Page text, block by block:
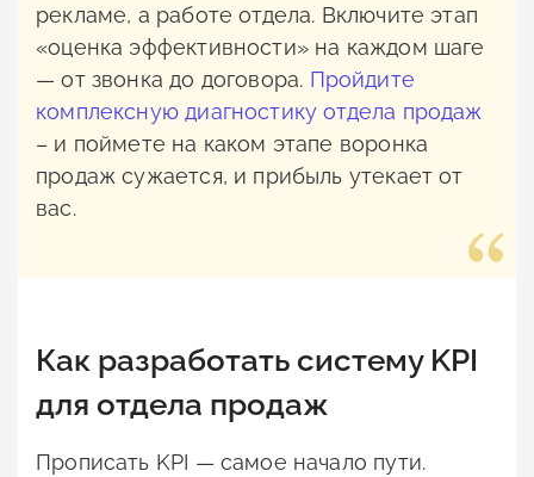
рекламе, а работе отдела. Включите этап
«оценка эффективности» на каждом шаге
— от звонка до договора. Пройдите
комплексную диагностику отдела продаж
– и поймете на каком этапе воронка
продаж сужается, и прибыль утекает от
вас.
Как разработать систему KPI
для отдела продаж
Прописать KPI — самое начало пути.